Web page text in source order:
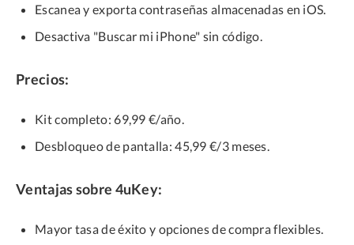
Escanea y exporta contraseñas almacenadas en iOS.
Desactiva "Buscar mi iPhone" sin código.
Precios:
Kit completo: 69,99 €/año.
Desbloqueo de pantalla: 45,99 €/3 meses.
Ventajas sobre 4uKey:
Mayor tasa de éxito y opciones de compra flexibles.